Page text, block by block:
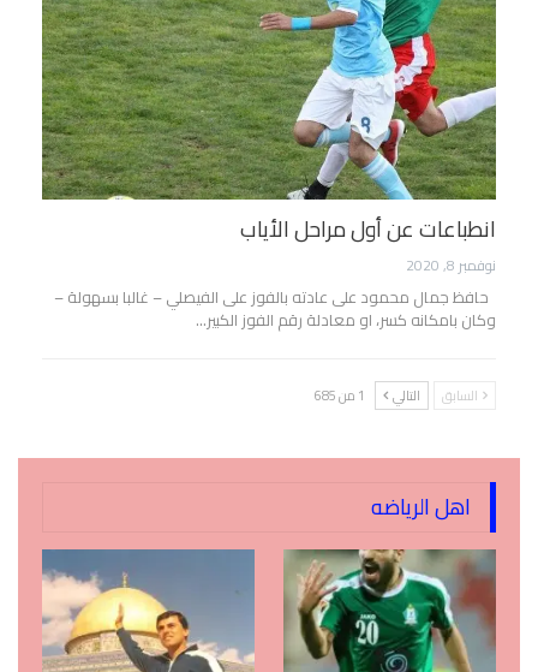
انطباعات عن أول مراحل الأياب
نوفمبر 8, 2020
حافظ جمال محمود على عادته بالفوز على الفيصلي – غالبا بسهولة –
وكان بامكانه كسر، او معادلة رقم الفوز الكبير…
السابق التالي 1 من 685
اهل الرياضه